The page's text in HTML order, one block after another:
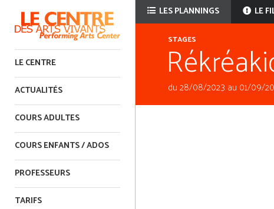
LE CENTRE
ACTUALITÉS
COURS ADULTES
COURS ENFANTS / ADOS
PROFESSEURS
TARIFS
LES PLANNINGS LE
STAGES
du 28/08/2023 au 01/09/